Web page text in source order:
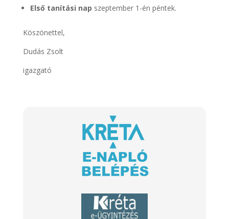
Első tanítási nap szeptember 1-én péntek.
Köszönettel,
Dudás Zsolt
igazgató